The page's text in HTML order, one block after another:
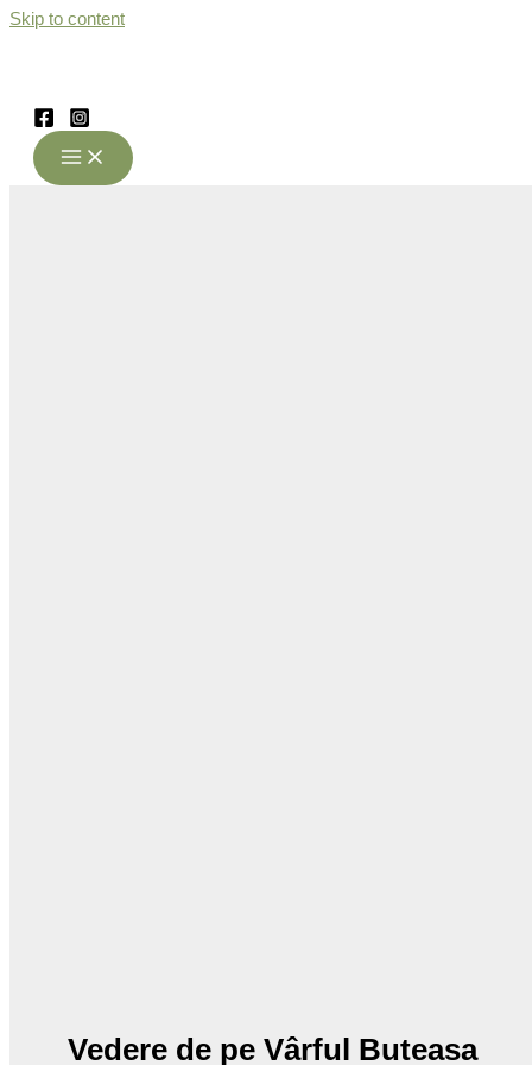
Skip to content
Vedere de pe Vârful Buteasa